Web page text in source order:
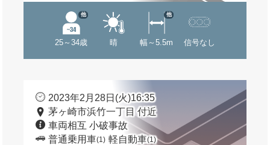
25～34歳
他
晴 幅～5.5m
他
信号なし
2023年2月28日(火)16:35
茅ヶ崎市浜竹一丁目 付近
車両相互 小破事故
普通乗用車(1) 軽自動車(1)